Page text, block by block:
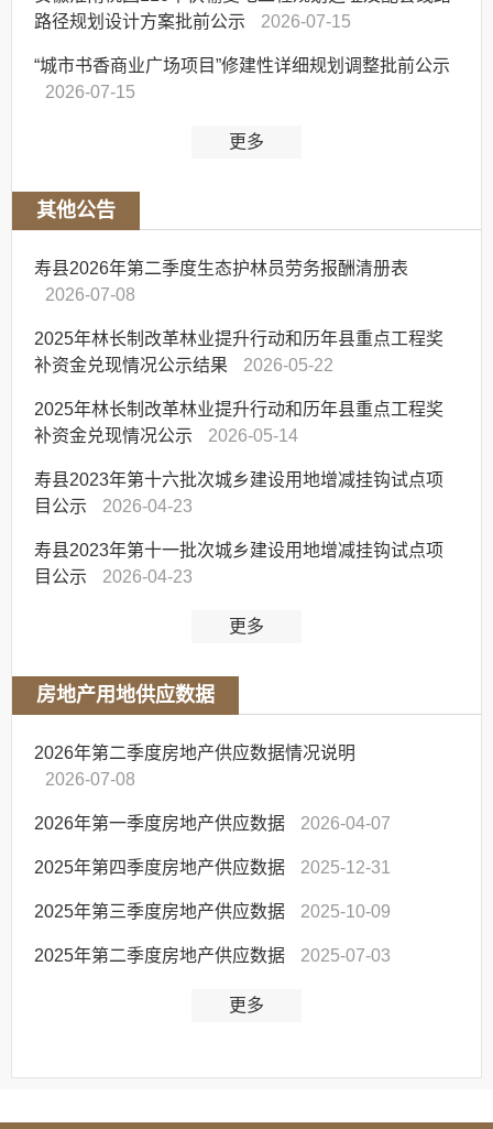
路径规划设计方案批前公示
2026-07-15
“城市书香商业广场项目”修建性详细规划调整批前公示
2026-07-15
更多
其他公告
寿县2026年第二季度生态护林员劳务报酬清册表
2026-07-08
2025年林长制改革林业提升行动和历年县重点工程奖
补资金兑现情况公示结果
2026-05-22
2025年林长制改革林业提升行动和历年县重点工程奖
补资金兑现情况公示
2026-05-14
寿县2023年第十六批次城乡建设用地增减挂钩试点项
目公示
2026-04-23
寿县2023年第十一批次城乡建设用地增减挂钩试点项
目公示
2026-04-23
更多
房地产用地供应数据
2026年第二季度房地产供应数据情况说明
2026-07-08
2026年第一季度房地产供应数据 2026-04-07
2025年第四季度房地产供应数据 2025-12-31
2025年第三季度房地产供应数据 2025-10-09
2025年第二季度房地产供应数据 2025-07-03
更多